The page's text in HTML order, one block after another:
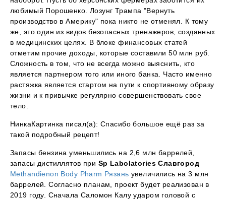
любимый Порошенко. Лозунг Трампа "Вернуть
производство в Америку" пока никто не отменял. К тому
же, это один из видов безопасных тренажеров, созданных
в медицинских целях. В блоке финансовых статей
отметим прочие доходы, которые составили 50 млн руб.
Сложность в том, что не всегда можно выяснить, кто
является партнером того или иного банка. Часто именно
растяжка является стартом на пути к спортивному образу
жизни и к привычке регулярно совершенствовать свое
тело.
НинкаКартинка писал(а): Спасибо большое ещё раз за
такой подробный рецепт!
Запасы бензина уменьшились на 2,6 млн баррелей,
запасы дистиллятов при Sp Labolatories Славгород
Methandienon Body Pharm Рязань увеличились на 3 млн
баррелей. Согласно планам, проект будет реализован в
2019 году. Сначала Саломон Калу ударом головой с